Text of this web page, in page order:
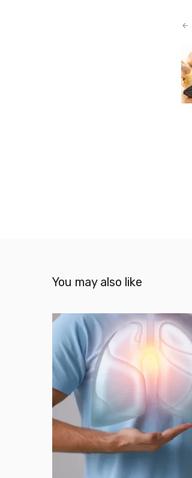
You may also like